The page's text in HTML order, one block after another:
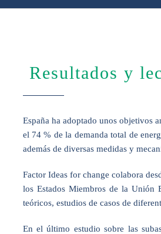
Resultados y
España ha adoptado unos objetivos
el 74 % de la demanda total de
además de diversas medidas y
Factor Ideas for change colabora
los Estados Miembros de la Unión
teóricos, estudios de casos de
En el último estudio sobre las